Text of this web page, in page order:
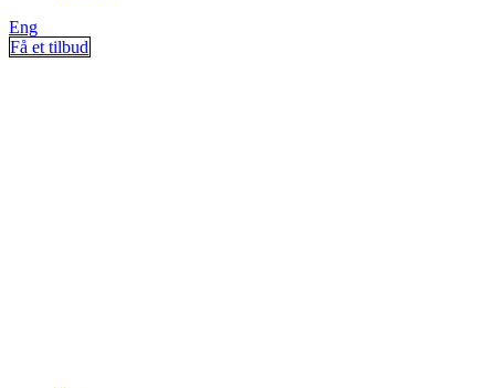
Eng
Få et tilbud